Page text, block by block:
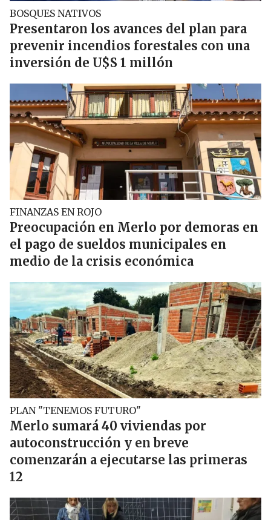
BOSQUES NATIVOS
Presentaron los avances del plan para
prevenir incendios forestales con una
inversión de U$S 1 millón
FINANZAS EN ROJO
Preocupación en Merlo por demoras en
el pago de sueldos municipales en
medio de la crisis económica
PLAN "TENEMOS FUTURO"
Merlo sumará 40 viviendas por
autoconstrucción y en breve
comenzarán a ejecutarse las primeras
12